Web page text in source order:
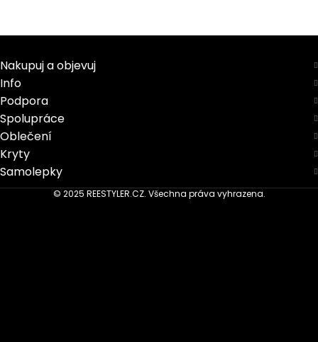
Nakupuj a objevuj
Info
Podpora
Spolupráce
Oblečení
Kryty
Samolepky
© 2025 REESTYLER.CZ. Všechna práva vyhrazena.